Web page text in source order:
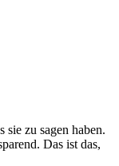
sie zu sagen haben.
Das ist das,